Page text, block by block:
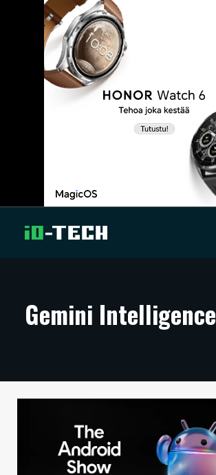
ARTIKKELIT
TECHBBS
Gemini Intelligence